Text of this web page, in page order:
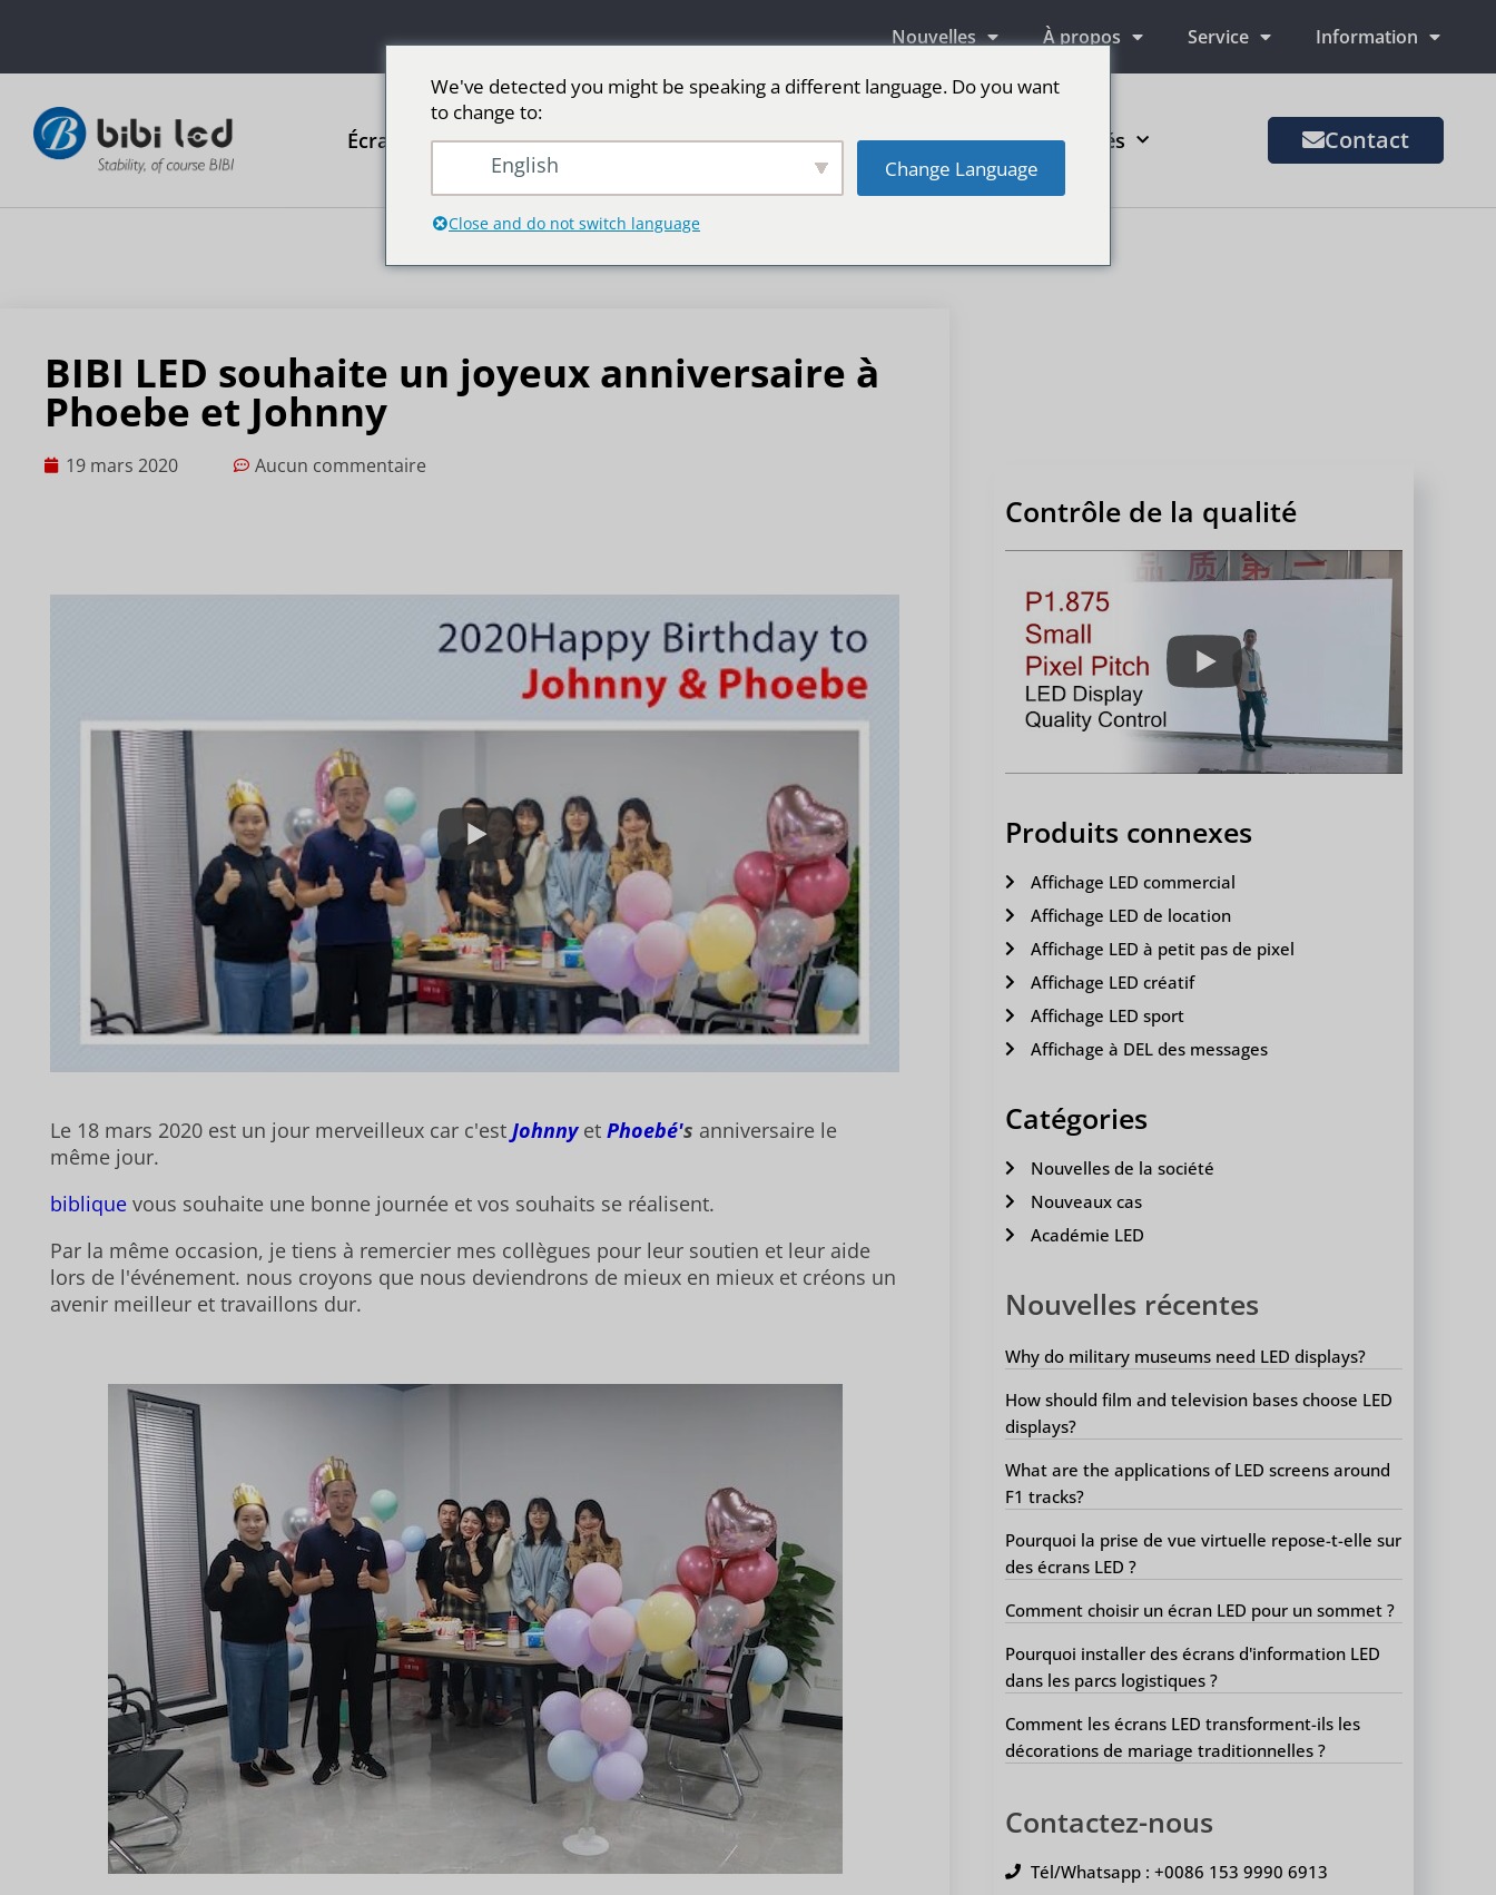
Nouvelles À propos Service Information
Écrans publicitaires LED Écran LED pour scène sport Plus de marchés Contact
BIBI LED souhaite un joyeux anniversaire à
Phoebe et Johnny
19 mars 2020 Aucun commentaire
Le 18 mars 2020 est un jour merveilleux car c'est Johnnyet Phoebé's anniversaire le
même jour.
biblique vous souhaite une bonne journée et vos souhaits se réalisent.
Par la même occasion, je tiens à remercier mes collègues pour leur soutien et leur aide
lors de l'événement. nous croyons que nous deviendrons de mieux en mieux et créons un
avenir meilleur et travaillons dur.
Contrôle de la qualité
Produits connexes
Affichage LED commercial
Affichage LED de location
Affichage LED à petit pas de pixel
Affichage LED créatif
Affichage LED sport
Affichage à DEL des messages
Catégories
Nouvelles de la société
Nouveaux cas
Académie LED
Nouvelles récentes
Why do military museums need LED displays?
How should film and television bases choose LED
displays?
What are the applications of LED screens around
F1 tracks?
Pourquoi la prise de vue virtuelle repose-t-elle sur
des écrans LED ?
Comment choisir un écran LED pour un sommet ?
Pourquoi installer des écrans d'information LED
dans les parcs logistiques ?
Comment les écrans LED transforment-ils les
décorations de mariage traditionnelles ?
Contactez-nous
Tél/Whatsapp : +0086 153 9990 6913
We've detected you might be speaking a different language. Do you want
to change to:
English Change Language
Close and do not switch language